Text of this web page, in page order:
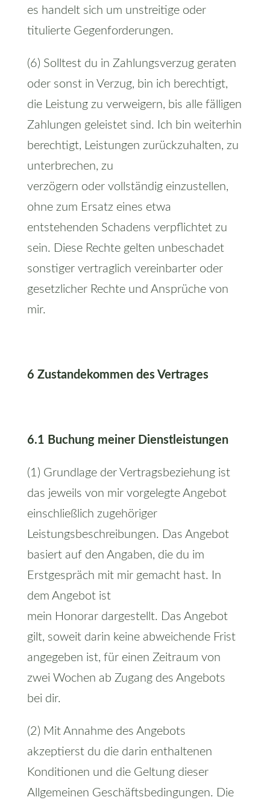
es handelt sich um unstreitige oder
titulierte Gegenforderungen.
(6) Solltest du in Zahlungsverzug geraten
oder sonst in Verzug, bin ich berechtigt,
die Leistung zu verweigern, bis alle fälligen
Zahlungen geleistet sind. Ich bin weiterhin
berechtigt, Leistungen zurückzuhalten, zu
unterbrechen, zu
verzögern oder vollständig einzustellen,
ohne zum Ersatz eines etwa
entstehenden Schadens verpflichtet zu
sein. Diese Rechte gelten unbeschadet
sonstiger vertraglich vereinbarter oder
gesetzlicher Rechte und Ansprüche von
mir.
6 Zustandekommen des Vertrages
6.1 Buchung meiner Dienstleistungen
(1) Grundlage der Vertragsbeziehung ist
das jeweils von mir vorgelegte Angebot
einschließlich zugehöriger
Leistungsbeschreibungen. Das Angebot
basiert auf den Angaben, die du im
Erstgespräch mit mir gemacht hast. In
dem Angebot ist
mein Honorar dargestellt. Das Angebot
gilt, soweit darin keine abweichende Frist
angegeben ist, für einen Zeitraum von
zwei Wochen ab Zugang des Angebots
bei dir.
(2) Mit Annahme des Angebots
akzeptierst du die darin enthaltenen
Konditionen und die Geltung dieser
Allgemeinen Geschäftsbedingungen. Die